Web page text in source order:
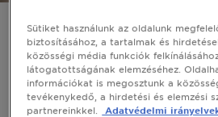
Ősz haj
Fedezze fel a szürke haj
hátrányait
Sütiket használunk az oldalunk
biztosításához, a tartalmak és
közösségi média funkciók
látogatottságának elemzéséhez.
információkat is megosztunk a
tevékenykedő, a hirdetési és elemzési
partnereinkkel.
Adatvédelmi